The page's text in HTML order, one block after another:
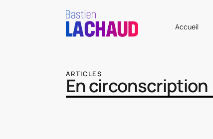
Accueil
ARTICLES
En circonscription